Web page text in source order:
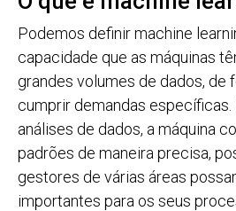
Podemos definir machine
capacidade que as máquinas
grandes volumes de dados, de
cumprir demandas
análises de dados, a máquina
padrões de maneira precisa,
gestores de várias áreas
importantes para os seus